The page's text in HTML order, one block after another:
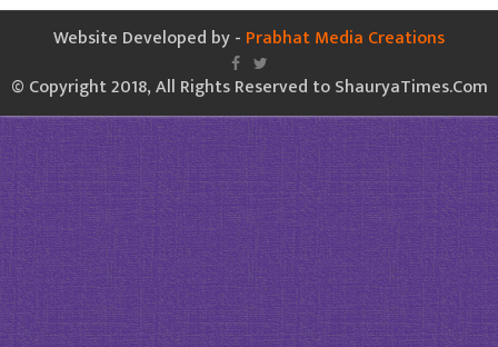
Website Developed by - Prabhat Media Creations
© Copyright 2018, All Rights Reserved to ShauryaTimes.Com